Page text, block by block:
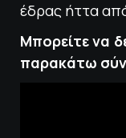
έδρας ήττα
Μπορείτε να
παρακάτω